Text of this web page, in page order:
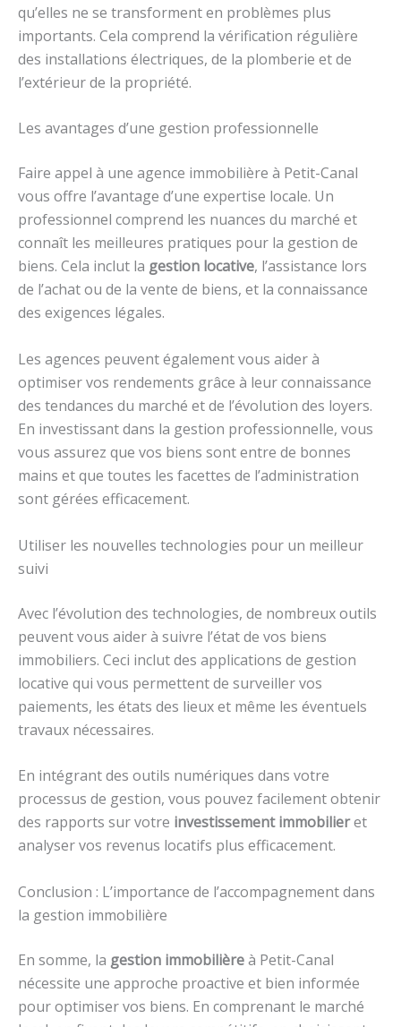
qu’elles ne se transforment en problèmes plus
importants. Cela comprend la vérification régulière
des installations électriques, de la plomberie et de
l’extérieur de la propriété.
Les avantages d’une gestion professionnelle
Faire appel à une agence immobilière à Petit-Canal
vous offre l’avantage d’une expertise locale. Un
professionnel comprend les nuances du marché et
connaît les meilleures pratiques pour la gestion de
biens. Cela inclut la gestion locative, l’assistance lors
de l’achat ou de la vente de biens, et la connaissance
des exigences légales.
Les agences peuvent également vous aider à
optimiser vos rendements grâce à leur connaissance
des tendances du marché et de l’évolution des loyers.
En investissant dans la gestion professionnelle, vous
vous assurez que vos biens sont entre de bonnes
mains et que toutes les facettes de l’administration
sont gérées efficacement.
Utiliser les nouvelles technologies pour un meilleur
suivi
Avec l’évolution des technologies, de nombreux outils
peuvent vous aider à suivre l’état de vos biens
immobiliers. Ceci inclut des applications de gestion
locative qui vous permettent de surveiller vos
paiements, les états des lieux et même les éventuels
travaux nécessaires.
En intégrant des outils numériques dans votre
processus de gestion, vous pouvez facilement obtenir
des rapports sur votre investissement immobilieret
analyser vos revenus locatifs plus efficacement.
Conclusion : L’importance de l’accompagnement dans
la gestion immobilière
En somme, la gestion immobilièreà Petit-Canal
nécessite une approche proactive et bien informée
pour optimiser vos biens. En comprenant le marché